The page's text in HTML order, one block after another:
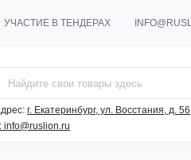
УЧАСТИЕ В ТЕНДЕРАХ
г. Екатеринбург, ул. Восстания, д.
info@ruslion.ru